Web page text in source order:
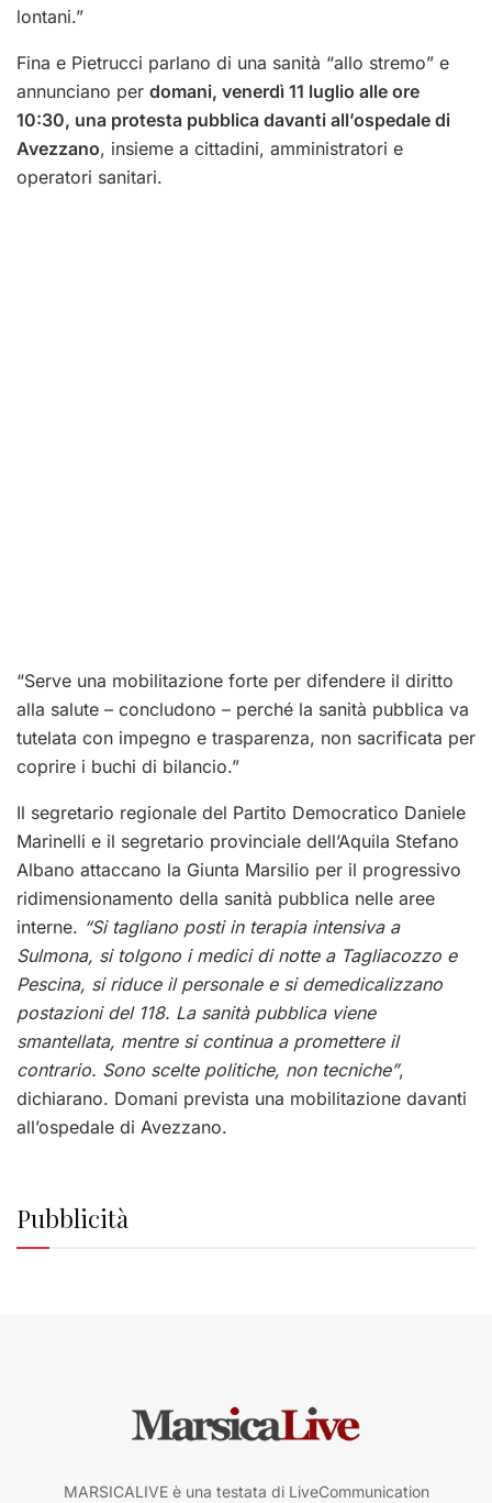
lontani.”
Fina e Pietrucci parlano di una sanità “allo stremo” e
annunciano per domani, venerdì 11 luglio alle ore
10:30, una protesta pubblica davanti all’ospedale di
Avezzano, insieme a cittadini, amministratori e
operatori sanitari.
“Serve una mobilitazione forte per difendere il diritto
alla salute – concludono – perché la sanità pubblica va
tutelata con impegno e trasparenza, non sacrificata per
coprire i buchi di bilancio.”
Il segretario regionale del Partito Democratico Daniele
Marinelli e il segretario provinciale dell’Aquila Stefano
Albano attaccano la Giunta Marsilio per il progressivo
ridimensionamento della sanità pubblica nelle aree
interne. “Si tagliano posti in terapia intensiva a
Sulmona, si tolgono i medici di notte a Tagliacozzo e
Pescina, si riduce il personale e si demedicalizzano
postazioni del 118. La sanità pubblica viene
smantellata, mentre si continua a promettere il
contrario. Sono scelte politiche, non tecniche”,
dichiarano. Domani prevista una mobilitazione davanti
all’ospedale di Avezzano.
Pubblicità
MARSICALIVE è una testata di LiveCommunication